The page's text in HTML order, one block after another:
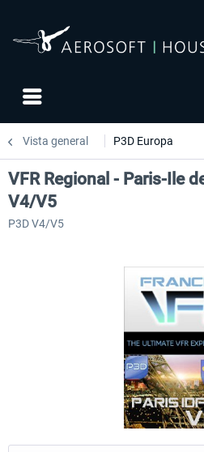
Vista general P3D Europa
Hamburg-Finkenwerder
VFR Regional - Paris-Ile
V4/V5
P3D V4/V5